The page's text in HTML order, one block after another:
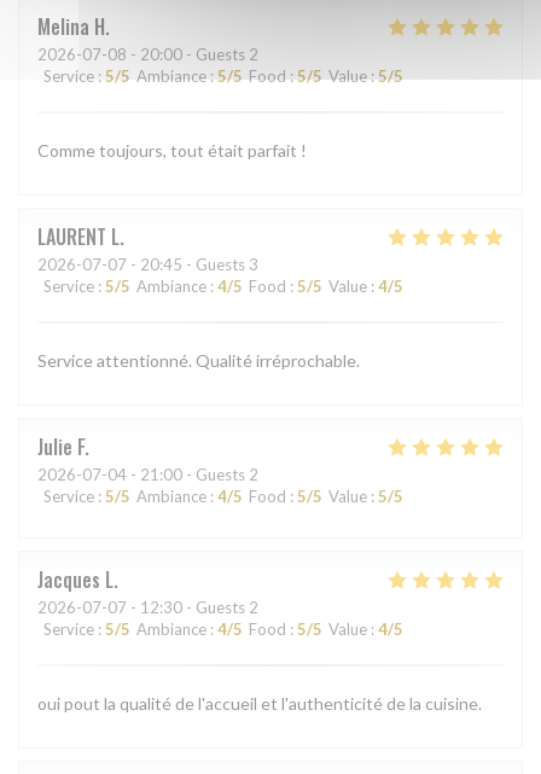
Melina H
2026-07-08 - 20:00 - Guests 2
Service : 5/5 Ambiance: 5/5 Food: 5/5 Value: 5/5
Comme toujours, tout était parfait !
LAURENT L
2026-07-07 - 20:45 - Guests 3
Service : 5/5 Ambiance : 4/5 Food : 5/5 Value : 4/5
Service attentionné. Qualité irréprochable.
Julie F
2026-07-04 - 21:00 - Guests 2
Service : 5/5 Ambiance : 4/5 Food : 5/5 Value : 5/5
Jacques L
2026-07-07 - 12:30 - Guests 2
Service : 5/5 Ambiance : 4/5 Food : 5/5 Value : 4/5
oui pout la qualité de l'accueil et l'authenticité de la cuisine.